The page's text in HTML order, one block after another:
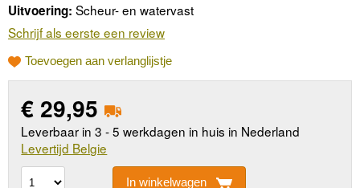
Uitvoering: Scheur- en watervast
Schrijf als eerste een review
Toevoegen aan verlanglijstje
€ 29,95
Leverbaar in 3 - 5 werkdagen in huis in Nederland
Levertijd Belgie
In winkelwagen